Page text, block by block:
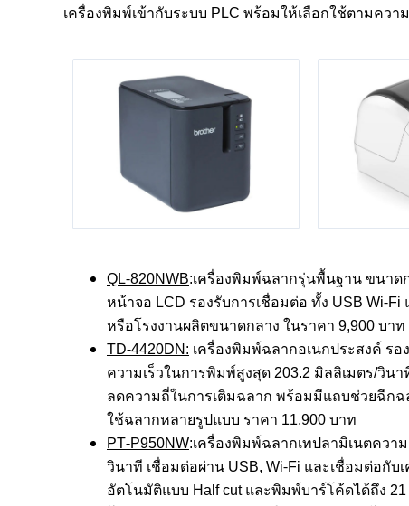
เครื่องพิมพ์เข้ากับระบบ PLC พร้อมให้เลือกใช้ตามคว
QL-820NWB:เครื่องพิมพ์ฉลากรุ่นพื้นฐาน ขนาด
หน้าจอ LCD รองรับการเชื่อมต่อ ทั้ง USB Wi-
หรือโรงงานผลิตขนาดกลาง ในราคา 9,900 บาท
TD-4420DN: เครื่องพิมพ์ฉลากอเนกประสงค์ ร
ความเร็วในการพิมพ์สูงสุด 203.2 มิลลิเมตร/วิ
ลดความถี่ในการเติมฉลาก พร้อมมีแถบช่วยฉีก
ใช้ฉลากหลายรูปแบบ ราคา 11,900 บาท
PT-P950NW:เครื่องพิมพ์ฉลากเทปลามิเนตควา
วินาที เชื่อมต่อผ่าน USB, Wi-Fi และเชื่อมต่อกับ
อัตโนมัติแบบ Half cut และพิมพ์บาร์โค้ดได้ถึง